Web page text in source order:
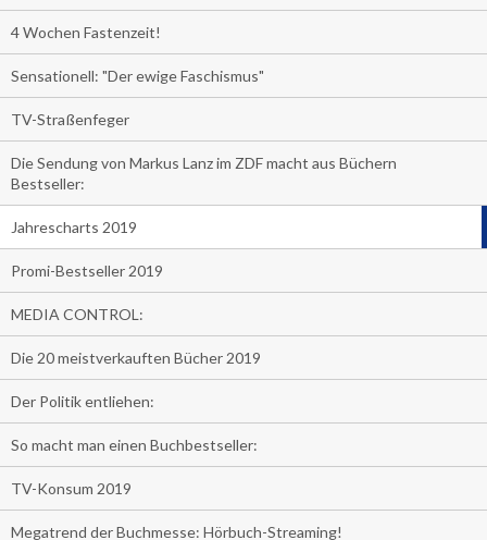
4 Wochen Fastenzeit!
Sensationell: "Der ewige Faschismus"
TV-Straßenfeger
Die Sendung von Markus Lanz im ZDF macht aus Büchern
Bestseller:
Jahrescharts 2019
Promi-Bestseller 2019
MEDIA CONTROL:
Die 20 meistverkauften Bücher 2019
Der Politik entliehen:
So macht man einen Buchbestseller:
TV-Konsum 2019
Megatrend der Buchmesse: Hörbuch-Streaming!